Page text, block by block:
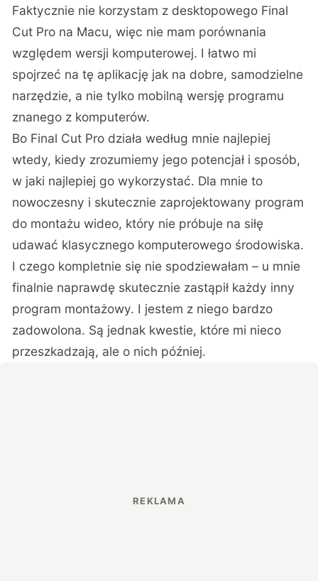
Faktycznie nie korzystam z desktopowego Final
Cut Pro na Macu, więc nie mam porównania
względem wersji komputerowej. I łatwo mi
spojrzeć na tę aplikację jak na dobre, samodzielne
narzędzie, a nie tylko mobilną wersję programu
znanego z komputerów.
Bo Final Cut Pro działa według mnie najlepiej
wtedy, kiedy zrozumiemy jego potencjał i sposób,
w jaki najlepiej go wykorzystać. Dla mnie to
nowoczesny i skutecznie zaprojektowany program
do montażu wideo, który nie próbuje na siłę
udawać klasycznego komputerowego środowiska.
I czego kompletnie się nie spodziewałam – u mnie
finalnie naprawdę skutecznie zastąpił każdy inny
program montażowy. I jestem z niego bardzo
zadowolona. Są jednak kwestie, które mi nieco
przeszkadzają, ale o nich później.